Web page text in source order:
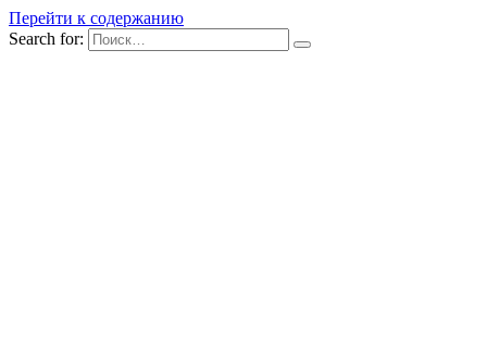
Перейти к содержанию
Search for: